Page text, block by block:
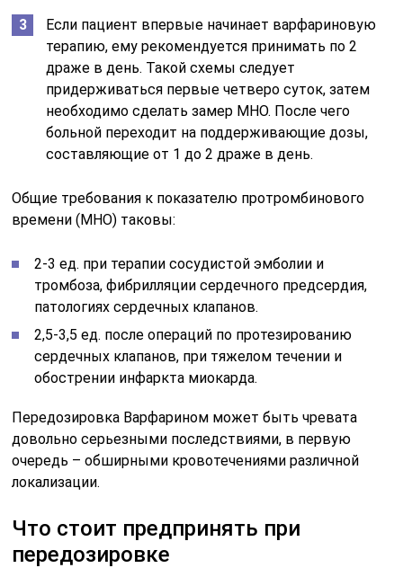
Если пациент впервые начинает варфариновую
терапию, ему рекомендуется принимать по 2
драже в день. Такой схемы следует
придерживаться первые четверо суток, затем
необходимо сделать замер МНО. После чего
больной переходит на поддерживающие дозы,
составляющие от 1 до 2 драже в день.
Общие требования к показателю протромбинового
времени (МНО) таковы:
2-3 ед. при терапии сосудистой эмболии и
тромбоза, фибрилляции сердечного предсердия,
патологиях сердечных клапанов.
2,5-3,5 ед. после операций по протезированию
сердечных клапанов, при тяжелом течении и
обострении инфаркта миокарда.
Передозировка Варфарином может быть чревата
довольно серьезными последствиями, в первую
очередь – обширными кровотечениями различной
локализации.
Что стоит предпринять при
передозировке